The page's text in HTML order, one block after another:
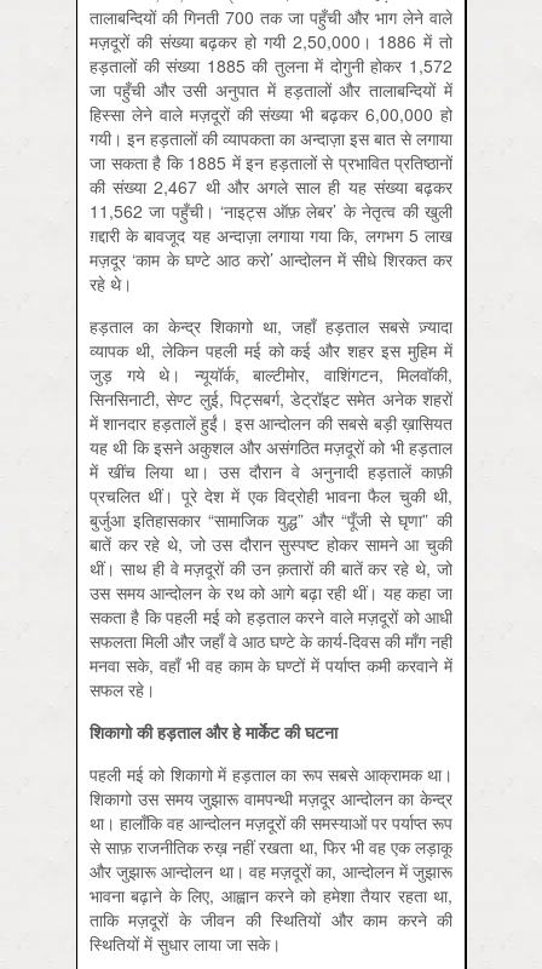
तालाबन्दियों की गिनती 700 तक जा पहुँची और भाग लेने वाले
मज़दूरों की संख्या बढ़कर हो गयी 2,50,000। 1886 में तो
हड़तालों की संख्या 1885 की तुलना में दोगुनी होकर 1,572
जा पहुँची और उसी अनुपात में हड़तालों और तालाबन्दियों में
हिस्सा लेने वाले मज़दूरों की संख्या भी बढ़कर 6,00,000 हो
गयी। इन हड़तालों की व्यापकता का अन्दाज़ा इस बात से लगाया
जा सकता है कि 1885 में इन हड़तालों से प्रभावित प्रतिष्ठानों
की संख्या 2,467 थी और अगले साल ही यह संख्या बढ़कर
11,562 जा पहुँची। ‘नाइट्स ऑफ़ लेबर’ के नेतृत्व की खुली
ग़द्दारी के बावजूद यह अन्दाज़ा लगाया गया कि, लगभग 5 लाख
मज़दूर ‘काम के घण्टे आठ करो’ आन्दोलन में सीधे शिरकत कर
रहे थे।
हड़ताल का केन्द्र शिकागो था, जहाँ हड़ताल सबसे ज़्यादा
व्यापक थी, लेकिन पहली मई को कई और शहर इस मुहिम में
जुड़ गये थे। न्यूयॉर्क, बाल्टीमोर, वाशिंगटन, मिलवॉकी,
सिनसिनाटी, सेण्ट लुई, पिट्सबर्ग, डेट्रॉइट समेत अनेक शहरों
में शानदार हड़तालें हुईं। इस आन्दोलन की सबसे बड़ी ख़ासियत
यह थी कि इसने अकुशल और असंगठित मज़दूरों को भी हड़ताल
में खींच लिया था। उस दौरान वे अनुनादी हड़तालें काफ़ी
प्रचलित थीं। पूरे देश में एक विद्रोही भावना फैल चुकी थी,
बुर्जुआ इतिहासकार “सामाजिक युद्ध” और “पूँजी से घृणा” की
बातें कर रहे थे, जो उस दौरान सुस्पष्ट होकर सामने आ चुकी
थीं। साथ ही वे मज़दूरों की उन क़तारों की बातें कर रहे थे, जो
उस समय आन्दोलन के रथ को आगे बढ़ा रही थीं। यह कहा जा
सकता है कि पहली मई को हड़ताल करने वाले मज़दूरों को आधी
सफलता मिली और जहाँ वे आठ घण्टे के कार्य-दिवस की माँग नहीं
मनवा सके, वहाँ भी वह काम के घण्टों में पर्याप्त कमी करवाने में
सफल रहे।
शिकागो की हड़ताल और हे मार्केट की घटना
पहली मई को शिकागो में हड़ताल का रूप सबसे आक्रामक था।
शिकागो उस समय जुझारू वामपन्थी मज़दूर आन्दोलन का केन्द्र
था। हालाँकि वह आन्दोलन मज़दूरों की समस्याओं पर पर्याप्त रूप
से साफ़ राजनीतिक रुख़ नहीं रखता था, फिर भी वह एक लड़ाकू
और जुझारू आन्दोलन था। वह मज़दूरों का, आन्दोलन में जुझारू
भावना बढ़ाने के लिए, आह्वान करने को हमेशा तैयार रहता था,
ताकि मज़दूरों के जीवन की स्थितियों और काम करने की
स्थितियों में सुधार लाया जा सके।